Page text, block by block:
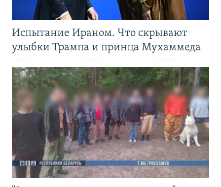
Испытание Ираном. Что скрывают
улыбки Трампа и принца Мухаммеда